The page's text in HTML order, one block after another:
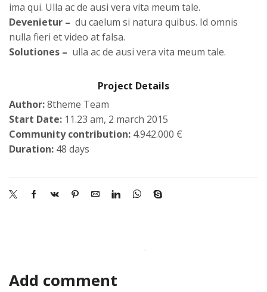
ima qui. Ulla ac de ausi vera vita meum tale.
Devenietur – du caelum si natura quibus. Id omnis
nulla fieri et video at falsa.
Solutiones – ulla ac de ausi vera vita meum tale.
Project Details
Author:8theme Team
Start Date: 11.23 am, 2 march 2015
Community contribution: 4.942.000 €
Duration: 48 days
Add comment